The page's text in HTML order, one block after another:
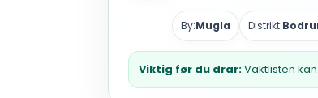
By:Mugla Distrikt:
Viktig før du drar:Vaktlisten